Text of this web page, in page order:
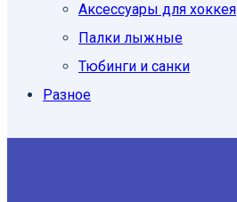
Аксессуары для хоккея
Палки лыжные
Тюбинги и санки
Разное